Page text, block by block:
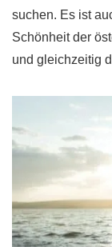
suchen. Es ist
Schönheit der
und gleichzeitig